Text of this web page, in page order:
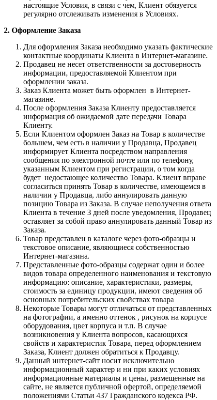
настоящие Условия, в связи с чем, Клиент обязуется
регулярно отслеживать изменения в Условиях.
2. Оформление Заказа
Для оформления Заказа необходимо указать фактические
контактные координаты Клиента в Интернет-магазине.
Продавец не несет ответственности за достоверность
информации, предоставляемой Клиентом при
оформлении заказа.
Заказ Клиента может быть оформлен в Интернет-
магазине.
После оформления Заказа Клиенту предоставляется
информация об ожидаемой дате передачи Товара
Клиенту.
Если Клиентом оформлен Заказ на Товар в количестве
большем, чем есть в наличии у Продавца, Продавец
информирует Клиента посредством направления
сообщения по электронной почте или по телефону,
указанным Клиентом при регистрации, о том когда
будет недостающее количество Товара. Клиент вправе
согласиться принять Товар в количестве, имеющемся в
наличии у Продавца, либо аннулировать данную
позицию Товара из Заказа. В случае неполучения ответа
Клиента в течение 3 дней после уведомления, Продавец
оставляет за собой право аннулировать данный Товар из
Заказа.
Товар представлен в каталоге через фото-образцы и
текстовое описание, являющиеся собственностью
Интернет-магазина.
Представленные фото-образцы содержат один и более
видов товара определенного наименования и текстовую
информацию: описание, характеристики, размеры,
стоимость за единицу продукции, имеют сведения об
основных потребительских свойствах товара
Некоторые Товары могут отличаться от представленных
на фотографии, а именно оттенок , рисунок на корпусе
оборудования, цвет корпуса и т.п. В случае
возникновения у Клиента вопросов, касающихся
свойств и характеристик Товара, перед оформлением
Заказа, Клиент должен обратиться к Продавцу.
Данный интернет-сайт носит исключительно
информационный характер и ни при каких условиях
информационные материалы и цены, размещенные на
сайте, не является публичной офертой, определяемой
положениями Статьи 437 Гражданского кодекса РФ.